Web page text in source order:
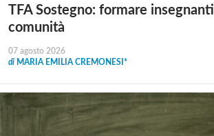
TFA Sostegno: formare
comunità
07 agosto 2026
di MARIA EMILIA CREMONESI*